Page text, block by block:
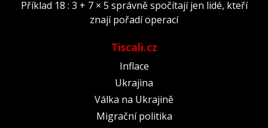
Příklad 18 : 3 + 7 × 5 správně spočítají jen lidé, kteří
znají pořadí operací
Tiscali.cz
Inflace
Ukrajina
Válka na Ukrajině
Migrační politika